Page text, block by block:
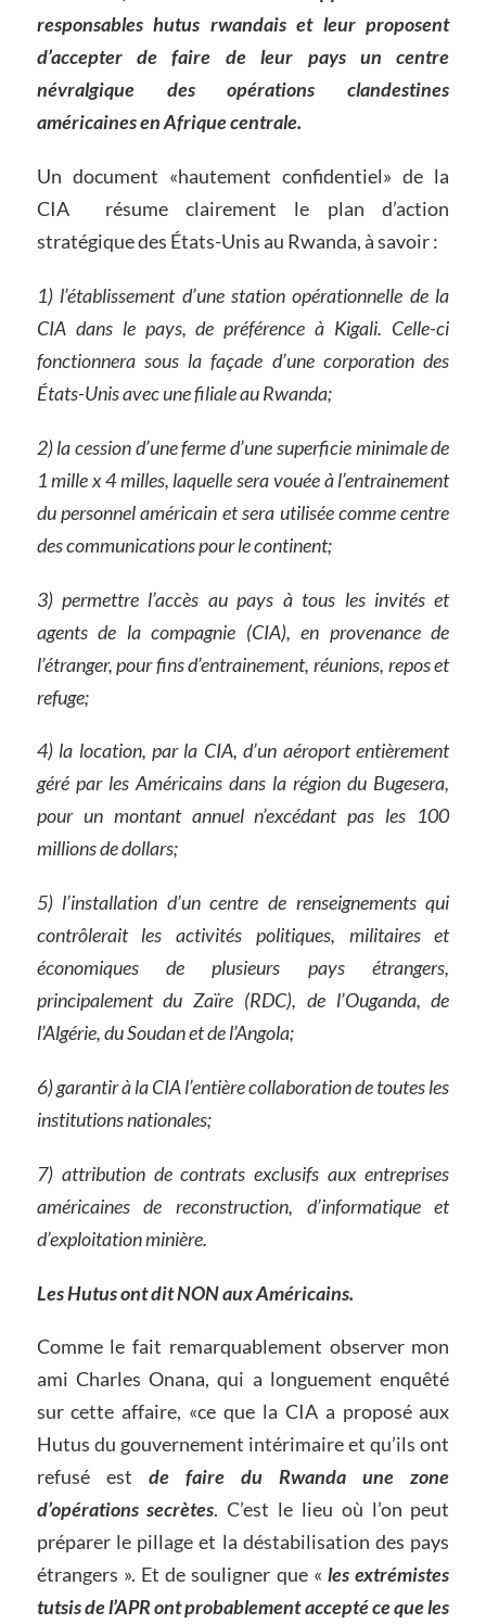
responsables hutus rwandais et leur proposent
d’accepter de faire de leur pays un centre
névralgique des opérations clandestines
américaines en Afrique centrale.
Un document «hautement confidentiel» de la
CIA résume clairement le plan d’action
stratégique des États-Unis au Rwanda, à savoir :
1) l’établissement d’une station opérationnelle de la
CIA dans le pays, de préférence à Kigali. Celle-ci
fonctionnera sous la façade d’une corporation des
États-Unis avec une filiale au Rwanda;
2) la cession d’une ferme d’une superficie minimale de
1 mille x 4 milles, laquelle sera vouée à l’entrainement
du personnel américain et sera utilisée comme centre
des communications pour le continent;
3) permettre l’accès au pays à tous les invités et
agents de la compagnie (CIA), en provenance de
l’étranger, pour fins d’entrainement, réunions, repos et
refuge;
4) la location, par la CIA, d’un aéroport entièrement
géré par les Américains dans la région du Bugesera,
pour un montant annuel n’excédant pas les 100
millions de dollars;
5) l’installation d’un centre de renseignements qui
contrôlerait les activités politiques, militaires et
économiques de plusieurs pays étrangers,
principalement du Zaïre (RDC), de l’Ouganda, de
l’Algérie, du Soudan et de l’Angola;
6) garantir à la CIA l’entière collaboration de toutes les
institutions nationales;
7) attribution de contrats exclusifs aux entreprises
américaines de reconstruction, d’informatique et
d’exploitation minière.
Les Hutus ont dit NON aux Américains.
Comme le fait remarquablement observer mon
ami Charles Onana, qui a longuement enquêté
sur cette affaire, «ce que la CIA a proposé aux
Hutus du gouvernement intérimaire et qu’ils ont
refusé est de faire du Rwanda une zone
d’opérations secrètes. C’est le lieu où l’on peut
préparer le pillage et la déstabilisation des pays
étrangers ». Et de souligner que «les extrémistes
tutsis de l’APR ont probablement accepté ce que les